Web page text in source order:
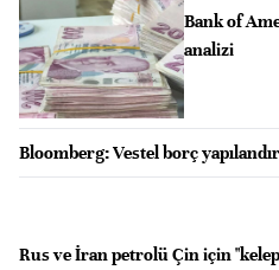
Bank of
analizi
Bloomberg: Vestel borç
Rus ve İran petrolü Çin için